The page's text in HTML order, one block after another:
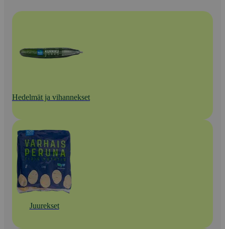
Hedelmät ja vihannekset
Juurekset